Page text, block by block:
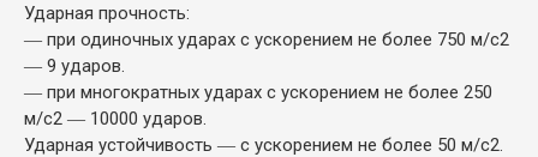
Ударная прочность:
― при одиночных ударах с ускорением не более 750 м/с2
― 9 ударов.
― при многократных ударах с ускорением не более 250
м/с2 ― 10000 ударов.
Ударная устойчивость ― с ускорением не более 50 м/с2.